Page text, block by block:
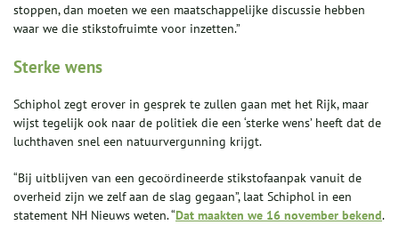
stoppen, dan moeten we een maatschappelijke discussie hebben
waar we die stikstofruimte voor inzetten.”
Sterke wens
Schiphol zegt erover in gesprek te zullen gaan met het Rijk, maar
wijst tegelijk ook naar de politiek die een ‘sterke wens’ heeft dat de
luchthaven snel een natuurvergunning krijgt.
“Bij uitblijven van een gecoördineerde stikstofaanpak vanuit de
overheid zijn we zelf aan de slag gegaan”, laat Schiphol in een
statement NH Nieuws weten. “Dat maakten we 16 november bekend.